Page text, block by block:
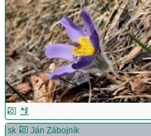
sk
Ján Zábojník